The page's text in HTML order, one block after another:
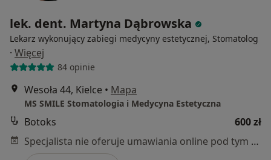
lek. dent. Martyna Dąbrowska
Lekarz wykonujący zabiegi medycyny estetycznej, Stomatolog
· Więcej
84 opinie
Wesoła 44, Kielce • Mapa
MS SMILE Stomatologia i Medycyna Estetyczna
Botoks
600 zł
Specjalista nie oferuje umawiania online pod tym adresem.